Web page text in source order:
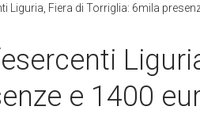
Liguria, Fiera di Torriglia: 6mila
e 1400